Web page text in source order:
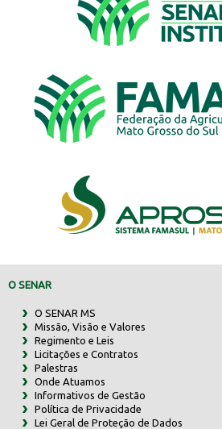
O SENAR
O SENAR MS
Missão, Visão e Valores
Regimento e Leis
Licitações e Contratos
Palestras
Onde Atuamos
Informativos de Gestão
Política de Privacidade
Lei Geral de Proteção de Dados